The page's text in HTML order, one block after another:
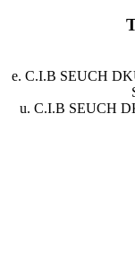
e. C.I.B SEUCH
u. C.I.B SEUCH